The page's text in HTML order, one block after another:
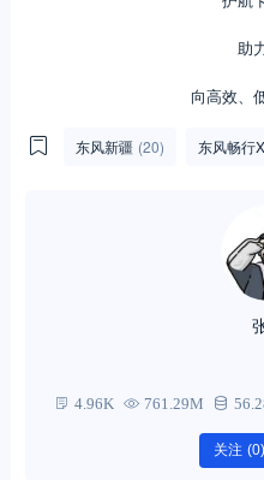
助
向高效、
东风新疆 (20) 东风畅行
4.96K 761.29M
关注 (0)